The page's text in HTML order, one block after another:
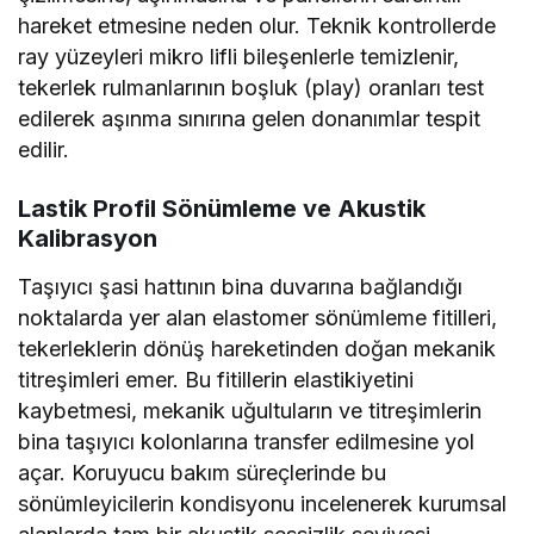
hareket etmesine neden olur. Teknik kontrollerde
ray yüzeyleri mikro lifli bileşenlerle temizlenir,
tekerlek rulmanlarının boşluk (play) oranları test
edilerek aşınma sınırına gelen donanımlar tespit
edilir.
Lastik Profil Sönümleme ve Akustik
Kalibrasyon
Taşıyıcı şasi hattının bina duvarına bağlandığı
noktalarda yer alan elastomer sönümleme fitilleri,
tekerleklerin dönüş hareketinden doğan mekanik
titreşimleri emer. Bu fitillerin elastikiyetini
kaybetmesi, mekanik uğultuların ve titreşimlerin
bina taşıyıcı kolonlarına transfer edilmesine yol
açar. Koruyucu bakım süreçlerinde bu
sönümleyicilerin kondisyonu incelenerek kurumsal